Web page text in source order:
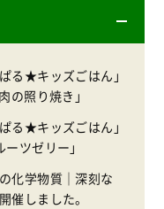
る★キッズごはん」
の照り焼き」
る★キッズごはん」
ツゼリー」
化学物質｜深刻な
催しました。